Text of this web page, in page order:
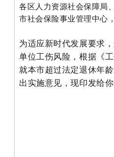
各区人力资源社会保障局
市社会保险事业管理中心
为适应新时代发展要求
单位工伤风险，根据《
就本市超过法定退休年
出实施意见，现印发给